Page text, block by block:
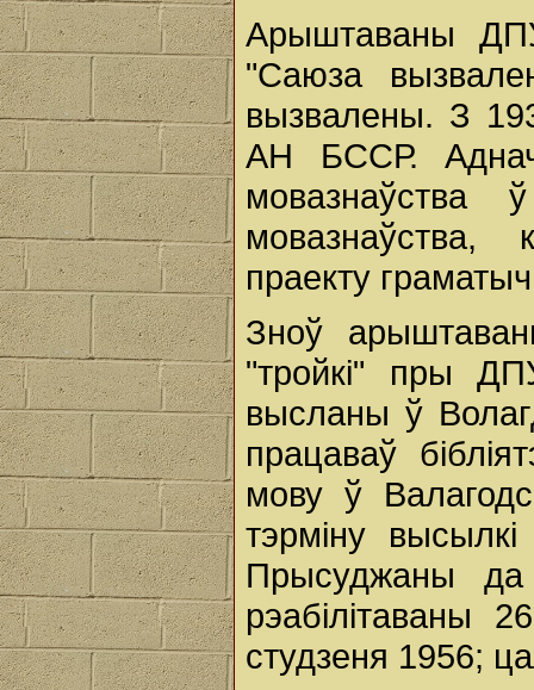
Арыштаваны
"Саюза
вызвалены. З
АН БССР.
праекту
Зноў
"тройкі" пры
высланы ў
працаваў
мову ў
тэрміну
Прысуджаны
рэабілітаваны
студзеня 1956;